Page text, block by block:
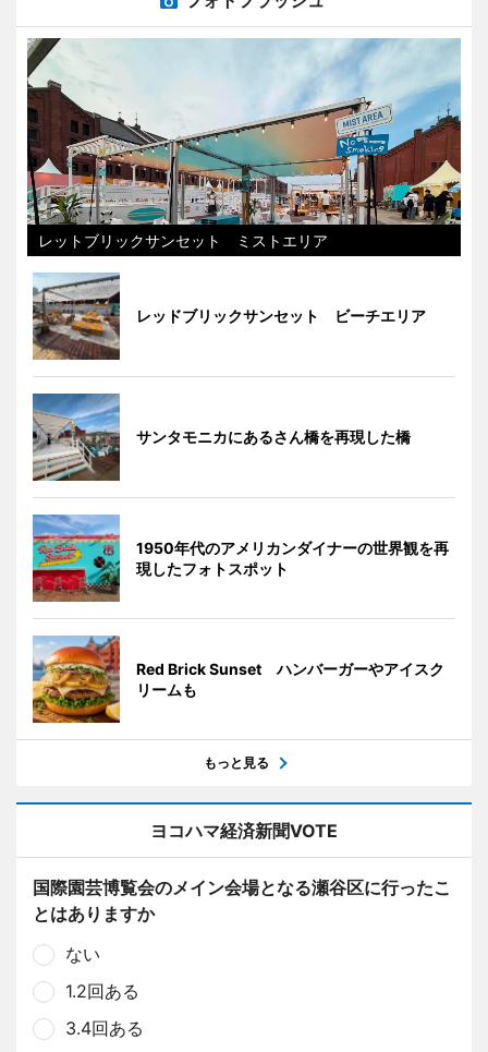
レットブリックサンセット ミストエリア
レッドブリックサンセット ビーチエリア
サンタモニカにあるさん橋を再現した橋
1950年代のアメリカンダイナーの世界観を再
現したフォトスポット
Red Brick Sunset ハンバーガーやアイスク
リームも
もっと見る
ヨコハマ経済新聞VOTE
国際園芸博覧会のメイン会場となる瀬谷区に行ったこ
とはありますか
ない
1.2回ある
3.4回ある